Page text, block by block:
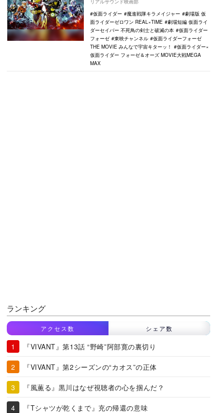
本特集で…
リアルサウンド映画部
仮面ライダー
魔進戦隊キラメイジャー
劇場版 仮
面ライダーゼロワン REAL×TIME
劇場短編 仮面ライ
ダーセイバー 不死鳥の剣士と破滅の本
仮面ライダー
フォーゼ
東映チャンネル
仮面ライダーフォーゼ
THE MOVIE みんなで宇宙キターッ！
仮面ライダー×
仮面ライダー フォーゼ＆オーズ MOVIE大戦MEGA
MAX
ランキング
アクセス数 シェア数
『VIVANT』第13話 “野崎”阿部寛の裏切り
『VIVANT』第2シーズンの“カオス”の正体
『風薫る』黒川はなぜ視聴者の心を掴んだ？
『Tシャツが乾くまで』充の帰還の意味